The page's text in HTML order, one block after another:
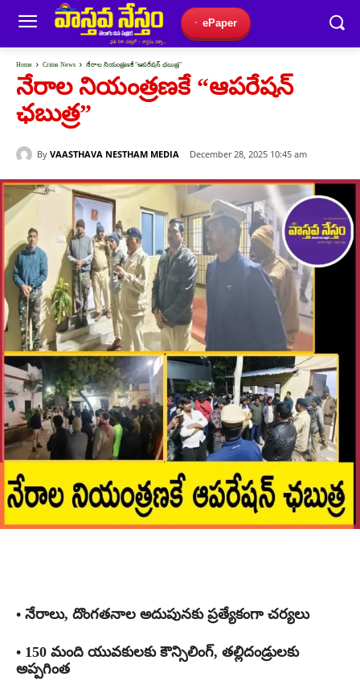
ePaper
Home Crime News నేరాల నియంత్రణకే "ఆపరేషన్ ఛబుత్ర"
నేరాల నియంత్రణకే “ఆపరేషన్
ఛబుత్ర”
By VAASTHAVA NESTHAM MEDIA December 28, 2025 10:45 am
• నేరాలు, దొంగతనాల అదుపునకు ప్రత్యేకంగా చర్యలు
• 150 మంది యువకులకు కౌన్సిలింగ్, తల్లిదండ్రులకు
అప్పగింత